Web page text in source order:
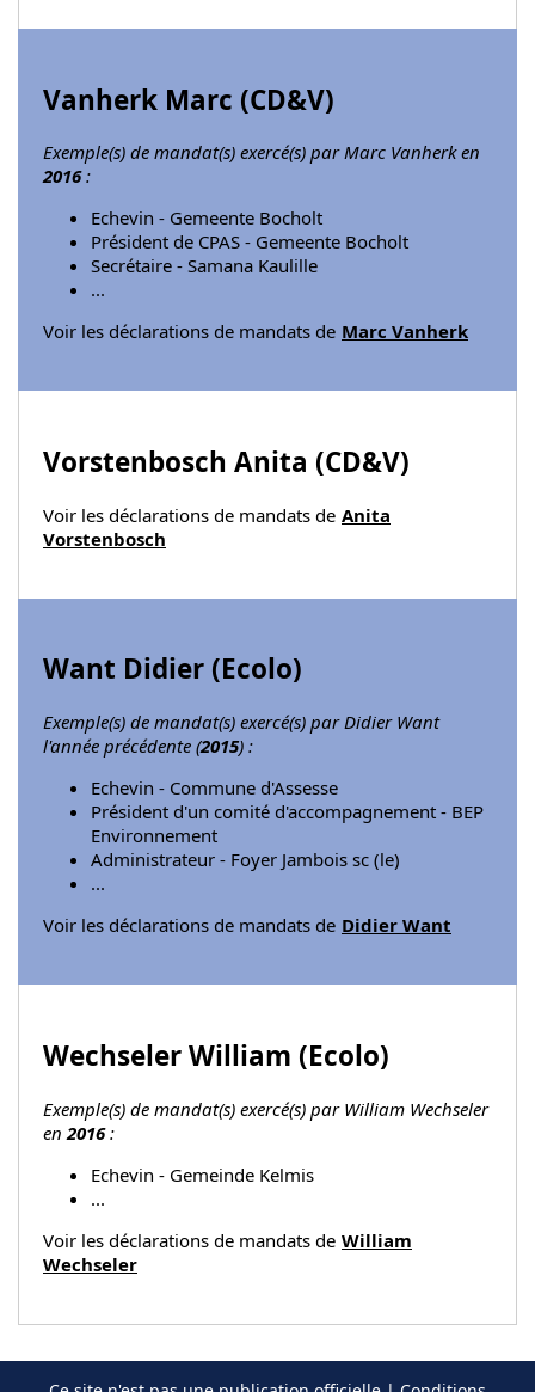
Vanherk Marc (CD&V)
Exemple(s) de mandat(s) exercé(s) par Marc Vanherk en
2016:
Echevin - Gemeente Bocholt
Président de CPAS - Gemeente Bocholt
Secrétaire - Samana Kaulille
...
Voir les déclarations de mandats de Marc Vanherk
Vorstenbosch Anita (CD&V)
Voir les déclarations de mandats de Anita
Vorstenbosch
Want Didier (Ecolo)
Exemple(s) de mandat(s) exercé(s) par Didier Want
l'année précédente (2015) :
Echevin - Commune d'Assesse
Président d'un comité d'accompagnement - BEP
Environnement
Administrateur - Foyer Jambois sc (le)
...
Voir les déclarations de mandats de Didier Want
Wechseler William (Ecolo)
Exemple(s) de mandat(s) exercé(s) par William Wechseler
en 2016:
Echevin - Gemeinde Kelmis
...
Voir les déclarations de mandats de William
Wechseler